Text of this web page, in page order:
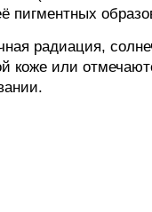
пигментных
радиация,
коже или